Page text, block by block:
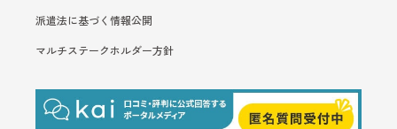
派遣法に基づく情報公開
マルチステークホルダー方針